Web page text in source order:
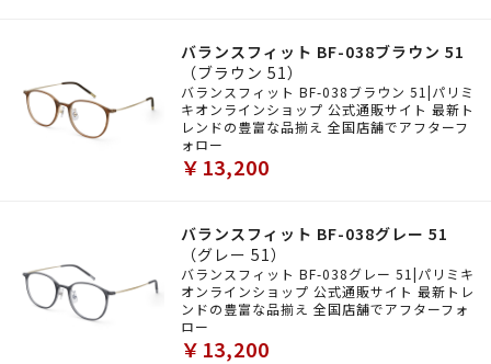
バランスフィット BF-038ブラウン 51
（ブラウン 51）
バランスフィット BF-038ブラウン 51|パリミ
キオンラインショップ 公式通販サイト 最新ト
レンドの豊富な品揃え 全国店舗でアフターフ
ォロー
￥13,200
バランスフィット BF-038グレー 51
（グレー 51）
バランスフィット BF-038グレー 51|パリミキ
オンラインショップ 公式通販サイト 最新トレ
ンドの豊富な品揃え 全国店舗でアフターフォ
ロー
￥13,200